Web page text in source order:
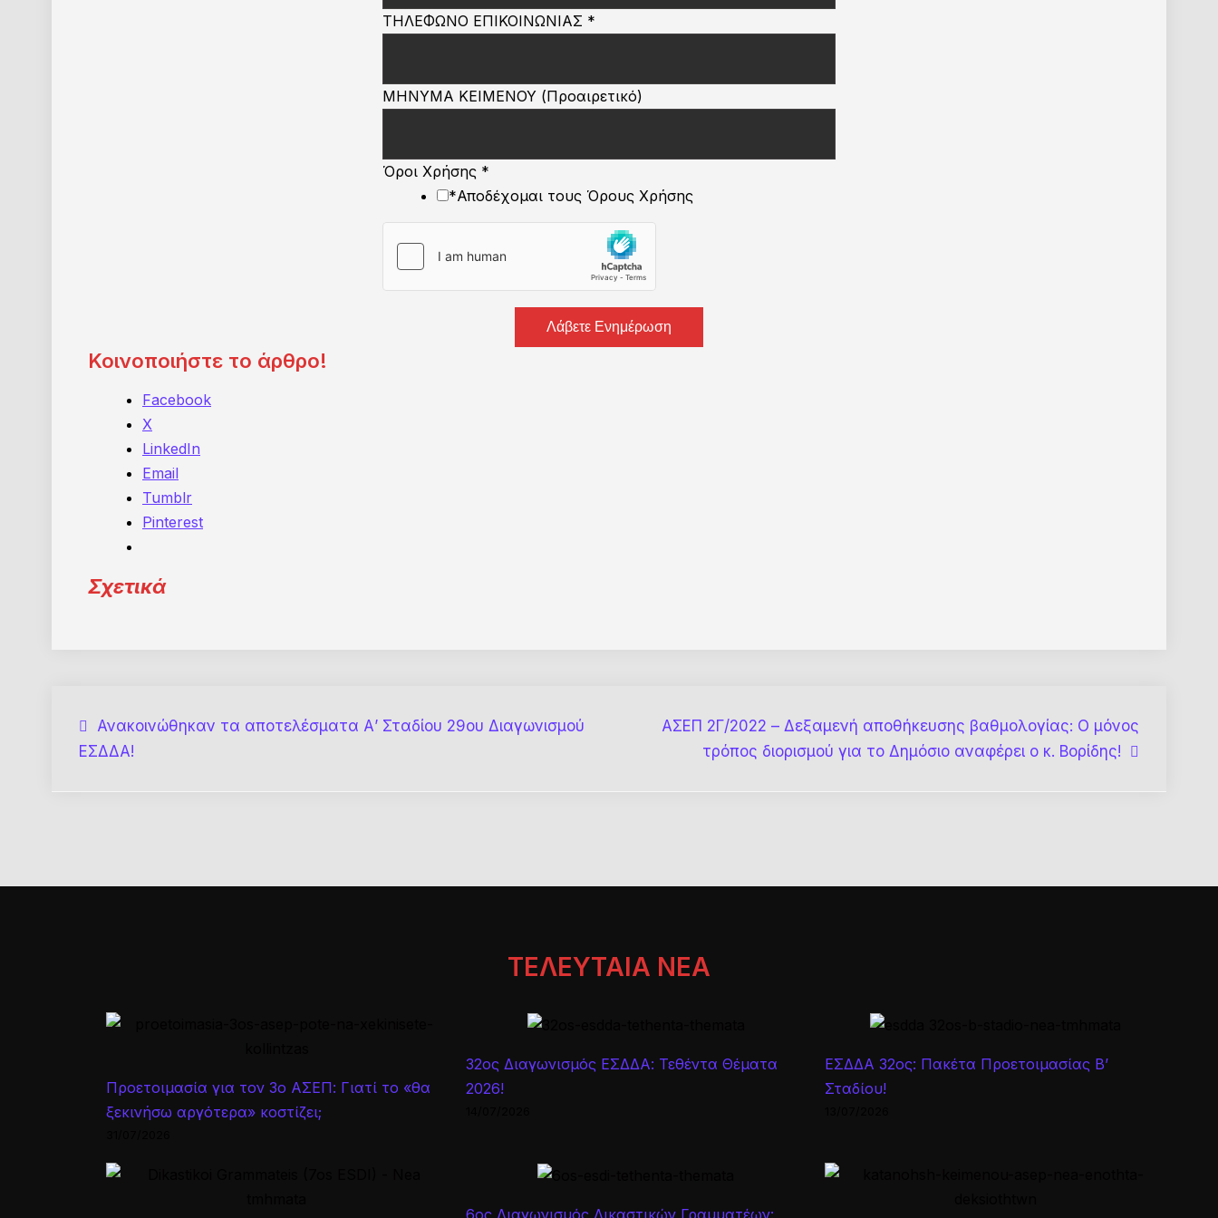
ΤΗΛΕΦΩΝΟ ΕΠΙΚΟΙΝΩΝΙΑΣ *
ΜΗΝΥΜΑ ΚΕΙΜΕΝΟΥ (Προαιρετικό)
Όροι Χρήσης *
*Αποδέχομαι τους Όρους Χρήσης
Λάβετε Ενημέρωση
Κοινοποιήστε το άρθρο!
Facebook
X
LinkedIn
Email
Tumblr
Pinterest
Σχετικά
Πλοήγηση
άρθρων
Ανακοινώθηκαν τα αποτελέσματα Α’ Σταδίου 29ου Διαγωνισμού
ΕΣΔΔΑ!
ΑΣΕΠ 2Γ/2022 – Δεξαμενή αποθήκευσης βαθμολογίας: Ο μόνος
τρόπος διορισμού για το Δημόσιο αναφέρει ο κ. Βορίδης!
ΤΕΛΕΥΤΑΙΑ ΝΕΑ
Προετοιμασία για τον 3ο ΑΣΕΠ: Γιατί το «θα
ξεκινήσω αργότερα» κοστίζει;
32ος Διαγωνισμός ΕΣΔΔΑ: Τεθέντα Θέματα
2026!
ΕΣΔΔΑ 32ος: Πακέτα Προετοιμασίας Β’
Σταδίου!